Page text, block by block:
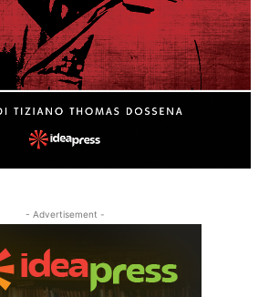
- Advertisement -